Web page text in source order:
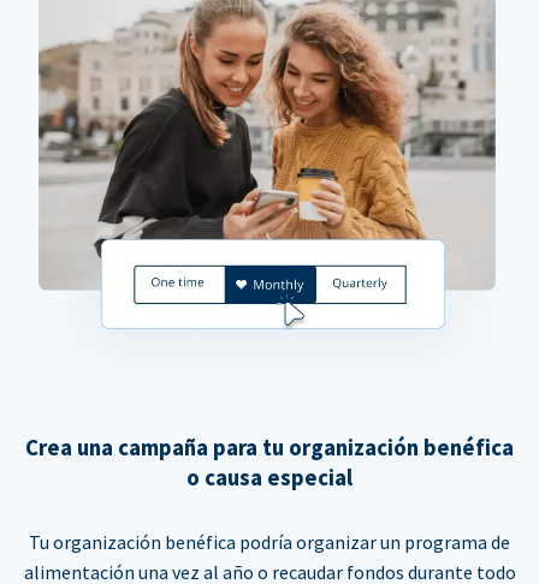
Crea una campaña para tu organización benéfica
o causa especial
Tu organización benéfica podría organizar un programa de
alimentación una vez al año o recaudar fondos durante todo